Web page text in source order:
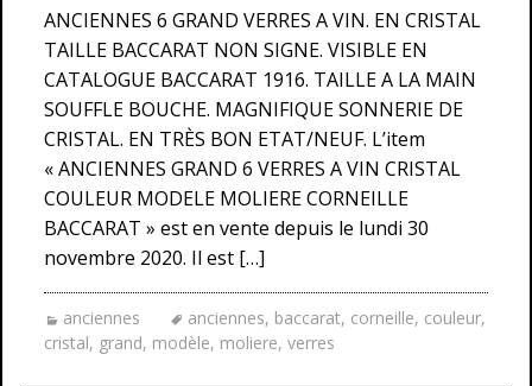
ANCIENNES 6 GRAND VERRES A VIN. EN CRISTAL
TAILLE BACCARAT NON SIGNE. VISIBLE EN
CATALOGUE BACCARAT 1916. TAILLE A LA MAIN
SOUFFLE BOUCHE. MAGNIFIQUE SONNERIE DE
CRISTAL. EN TRÈS BON ETAT/NEUF. L’item
« ANCIENNES GRAND 6 VERRES A VIN CRISTAL
COULEUR MODELE MOLIERE CORNEILLE
BACCARAT » est en vente depuis le lundi 30
novembre 2020. Il est […]
anciennes anciennes, baccarat, corneille, couleur,
cristal, grand, modèle, moliere, verres